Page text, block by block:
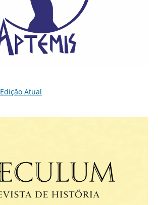
Edição Atual